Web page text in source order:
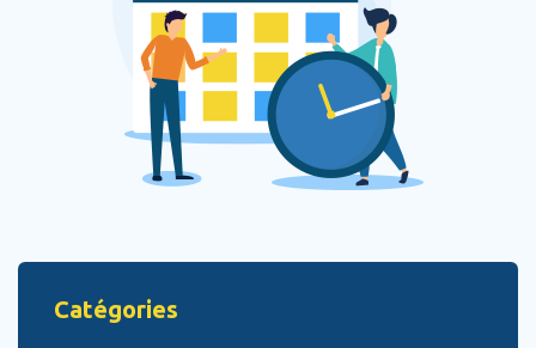
Catégories